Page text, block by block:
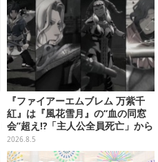
『ファイアーエムブレム 万紫千
紅』は『風花雪月』の“血の同窓
会”超え!?「主人公全員死亡」から
始まる物語は、様々なシリーズ作
を想起させる
2026.8.5